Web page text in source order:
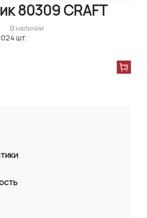
80309 CRAFT
В наличии
4 шт.